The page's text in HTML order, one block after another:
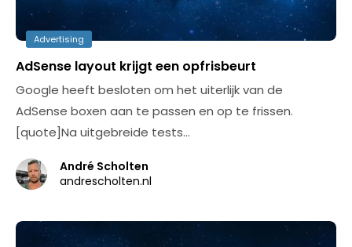
Advertising
AdSense layout krijgt een opfrisbeurt
Google heeft besloten om het uiterlijk van de
AdSense boxen aan te passen en op te frissen.
[quote]Na uitgebreide tests…
André Scholten
andrescholten.nl